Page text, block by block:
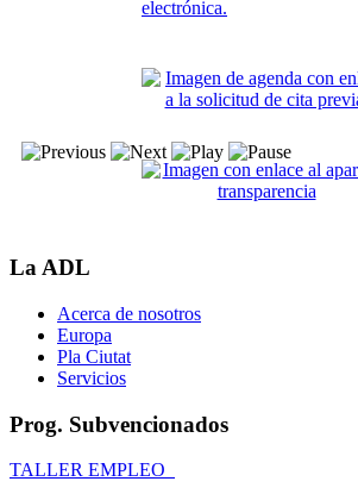
La ADL
Acerca de nosotros
Europa
Pla Ciutat
Servicios
Prog. Subvencionados
TALLER EMPLEO